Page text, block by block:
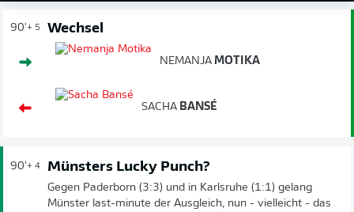
90'+ 5 Wechsel
NEMANJA MOTIKA
SACHA BANSÉ
90'+ 4 Münsters Lucky Punch?
Gegen Paderborn (3:3) und in Karlsruhe (1:1) gelang
Münster last-minute der Ausgleich, nun - vielleicht - das